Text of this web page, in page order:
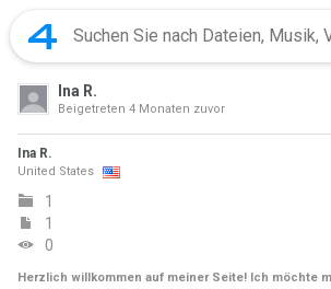
Ina R.
Beigetreten 4 Monaten zuvor
Ina R.
United States
1
1
0
Herzlich willkommen auf meiner Seite! Ich möchte